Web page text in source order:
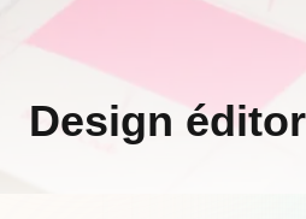
Design